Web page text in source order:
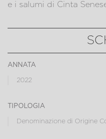
e i salumi di Cinta
annata
2022
tipologia
Denominazione di Origine